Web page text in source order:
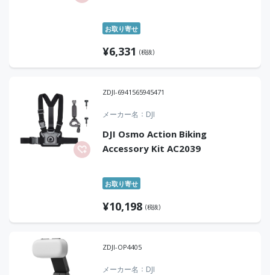
お取り寄せ
¥6,331 (税抜)
ZDJI-6941565945471
メーカー名 DJI
DJI Osmo Action Biking
Accessory Kit AC2039
お取り寄せ
¥10,198 (税抜)
ZDJI-OP4405
メーカー名 DJI